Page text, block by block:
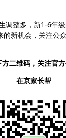
整多，新1-6年级
新机会，关注公
方二维码，关注官
在京家长帮